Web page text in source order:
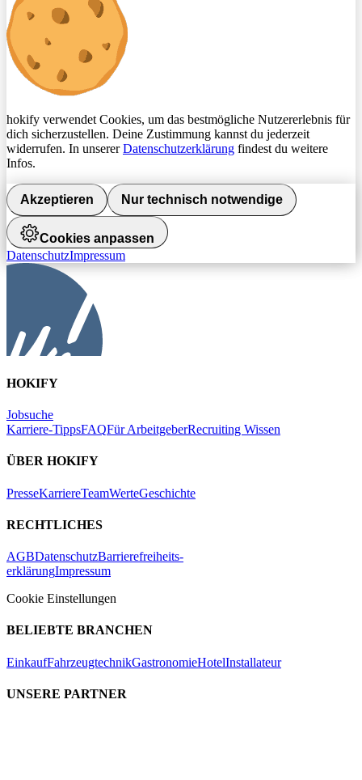
hokify verwendet Cookies, um das bestmögliche Nutzererlebnis für
dich sicherzustellen. Deine Zustimmung kannst du jederzeit
widerrufen. In unsererDatenschutzerklärung findest du weitere
Infos.
Akzeptieren Nur technisch notwendige
Cookies anpassen
DatenschutzImpressum
HOKIFY
Jobsuche
Karriere-TippsFAQFür ArbeitgeberRecruiting Wissen
ÜBER HOKIFY
PresseKarriereTeamWerteGeschichte
RECHTLICHES
AGBDatenschutzBarrierefreiheits-
erklärungImpressum
Cookie Einstellungen
BELIEBTE BRANCHEN
EinkaufFahrzeugtechnikGastronomieHotelInstallateur
UNSERE PARTNER